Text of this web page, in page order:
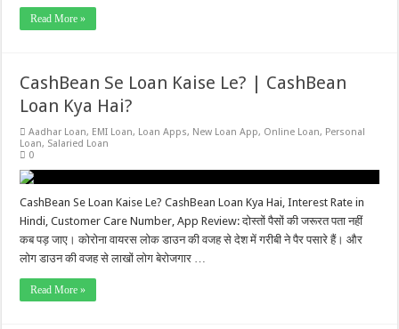
Read More »
CashBean Se Loan Kaise Le? | CashBean
Loan Kya Hai?
Aadhar Loan, EMI Loan, Loan Apps, New Loan App, Online Loan, Personal
Loan, Salaried Loan
0
CashBean Se Loan Kaise Le? CashBean Loan Kya Hai, Interest Rate in
Hindi, Customer Care Number, App Review: दोस्तों पैसों की जरूरत पता नहीं
कब पड़ जाए। कोरोना वायरस लोक डाउन की वजह से देश में गरीबी ने पैर पसारे हैं। और
लोग डाउन की वजह से लाखों लोग बेरोजगार …
Read More »